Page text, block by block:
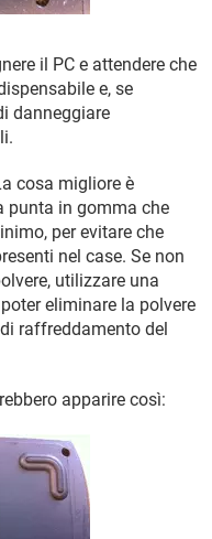
il PC e attendere che
e, se
danneggiare
cosa migliore è
punta in gomma che
per evitare che
nel case. Se non
utilizzare una
eliminare la polvere
raffreddamento del
apparire così: